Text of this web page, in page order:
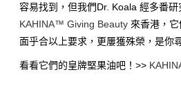
容易找到，但我們Dr. Koala 經多番
KAHINA™ Giving Beauty 來香港，
面乎合以上要求，更屢獲殊榮，是你
看看它們的皇牌堅果油吧！>>